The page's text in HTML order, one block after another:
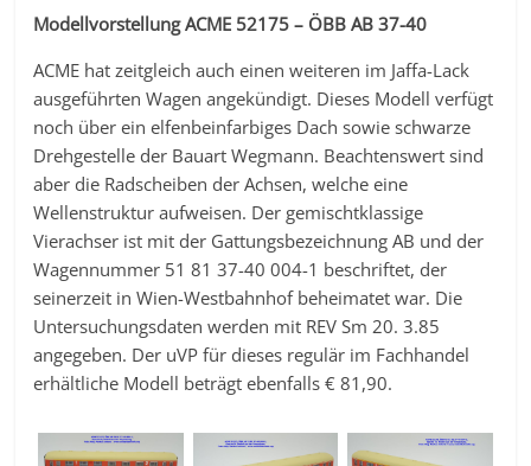
Modellvorstellung ACME 52175 – ÖBB AB 37-40
ACME hat zeitgleich auch einen weiteren im Jaffa-Lack
ausgeführten Wagen angekündigt. Dieses Modell verfügt
noch über ein elfenbeinfarbiges Dach sowie schwarze
Drehgestelle der Bauart Wegmann. Beachtenswert sind
aber die Radscheiben der Achsen, welche eine
Wellenstruktur aufweisen. Der gemischtklassige
Vierachser ist mit der Gattungsbezeichnung AB und der
Wagennummer 51 81 37-40 004-1 beschriftet, der
seinerzeit in Wien-Westbahnhof beheimatet war. Die
Untersuchungsdaten werden mit REV Sm 20. 3.85
angegeben. Der uVP für dieses regulär im Fachhandel
erhältliche Modell beträgt ebenfalls € 81,90.